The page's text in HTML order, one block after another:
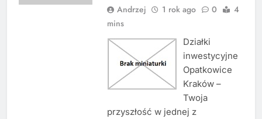
Andrzej 1 rok ago 0
4
mins
Działki
inwestycyjne
Opatkowice
Kraków –
Twoja
przyszłość w jednej z